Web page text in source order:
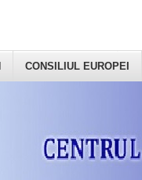
CONSILIUL EUROPEI